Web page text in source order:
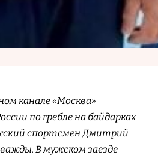
канале «Москва»
по гребле на байдарках
спортсмен Дмитрий
В мужском заезде